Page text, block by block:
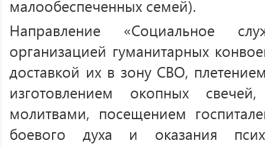
малообеспеченных семей).
Направление «Социальное
организацией гуманитарных
доставкой их в зону СВО,
изготовлением окопных
молитвами, посещением
боевого духа и оказания